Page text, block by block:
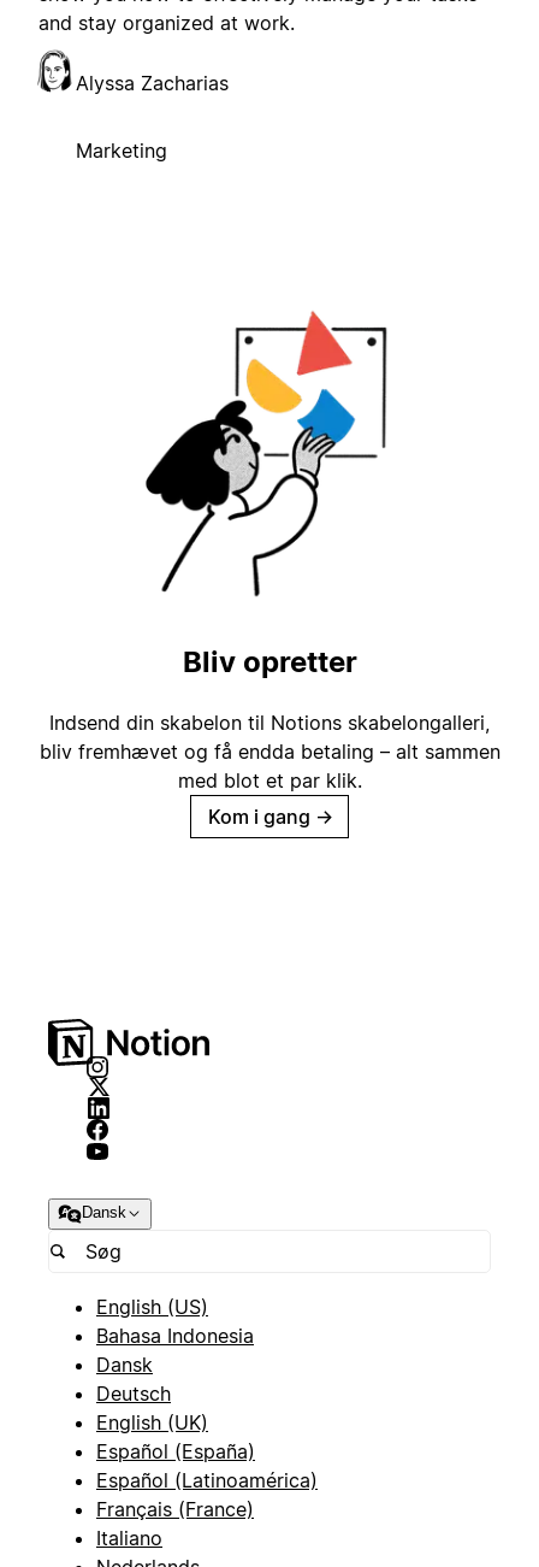
and stay organized at work.
Alyssa Zacharias
Marketing
Bliv opretter
Indsend din skabelon til Notions skabelongalleri,
bliv fremhævet og få endda betaling – alt sammen
med blot et par klik.
Kom i gang →
Dansk
English (US)
Bahasa Indonesia
Dansk
Deutsch
English (UK)
Español (España)
Español (Latinoamérica)
Français (France)
Italiano